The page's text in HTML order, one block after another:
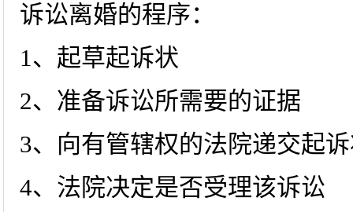
诉讼离婚的程序：
1、起草起诉状
2、准备诉讼所需要的证据
3、向有管辖权的法院递交起
4、法院决定是否受理该诉讼